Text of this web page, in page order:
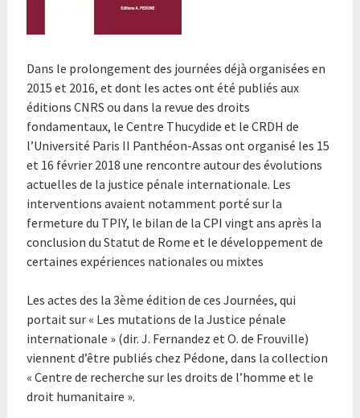
Dans le prolongement des journées déjà organisées en
2015 et 2016, et dont les actes ont été publiés aux
éditions CNRS ou dans la revue des droits
fondamentaux, le Centre Thucydide et le CRDH de
l’Université Paris II Panthéon-Assas ont organisé les 15
et 16 février 2018 une rencontre autourdes évolutions
actuelles de la justice pénale internationale. Les
interventions avaient notamment porté sur la
fermeture du TPIY, le bilan de la CPI vingt ans après la
conclusion du Statut de Rome et le développement de
certaines expériences nationales ou mixtes
Les actes des la 3ème édition de ces Journées, qui
portait sur « Les mutations de la Justice pénale
internationale » (dir. J. Fernandez et O. de Frouville)
viennent d’être publiés chez Pédone, dans la collection
« Centre de recherche sur les droits de l’homme et le
droit humanitaire ».